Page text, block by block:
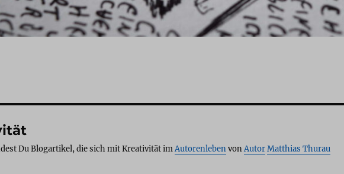
Du Blogartikel, die sich mit Kreativität imAutorenlebenvonAutorMatthias Thurau